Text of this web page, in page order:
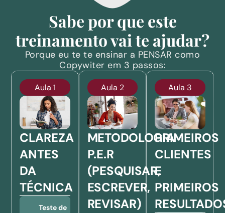
Sabe por que este
treinamento vai te ajudar?
Porque eu te te ensinar a PENSAR como
Copywiter em 3 passos:
Aula 1
CLAREZA
ANTES
DA
TÉCNICA
Teste de
Aula 2
METODOLOGIA
P.E.R
(PESQUISAR,
ESCREVER,
REVISAR)
Aula 3
PRIMEIROS
CLIENTES
E
PRIMEIROS